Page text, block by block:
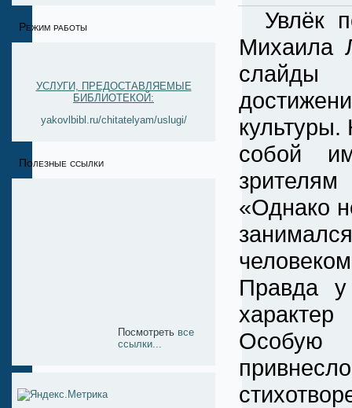
Режим работы
УСЛУГИ, ПРЕДОСТАВЛЯЕМЫЕ
БИБЛИОТЕКОЙ:
yakovlbibl.ru/chitatelyam/uslugi/
Полезные ссылки
Посмотреть все
ссылки...
Увлёк
Михаила
слайды
собой
«Однако
Правда
Особую